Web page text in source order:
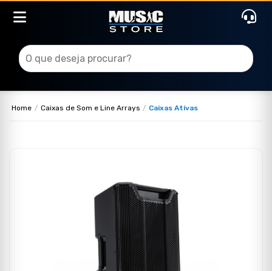
Home Caixas de Som e Line Arrays Caixas Ativas